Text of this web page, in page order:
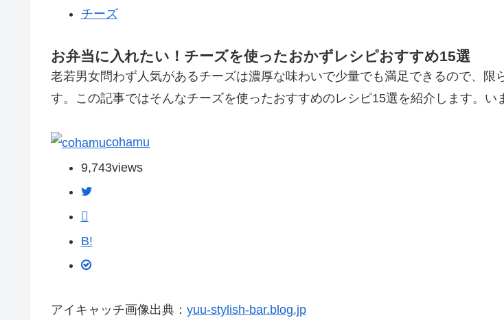
チーズ
お弁当に入れたい！チーズを使ったおかずレシピおすすめ15選
老若男女問わず人気があるチーズは濃厚な味わいで少量でも満足できるので、
す。この記事ではそんなチーズを使ったおすすめのレシピ15選を紹介します。い
cohamu
9,743views
B!
アイキャッチ画像出典： yuu-stylish-bar.blog.jp